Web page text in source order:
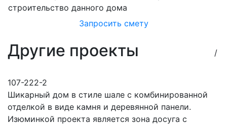
строительство данного дома
Запросить смету
Другие проекты /
107-222-2
Шикарный дом в стиле шале с комбинированной
отделкой в виде камня и деревянной панели.
Изюминкой проекта является зона досуга с